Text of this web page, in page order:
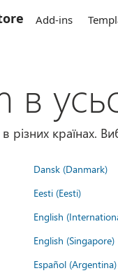
Add-ins
різних країнах.
Dansk (Danmark)
Eesti (Eesti)
English
English (Singapore)
Español (Argentina)